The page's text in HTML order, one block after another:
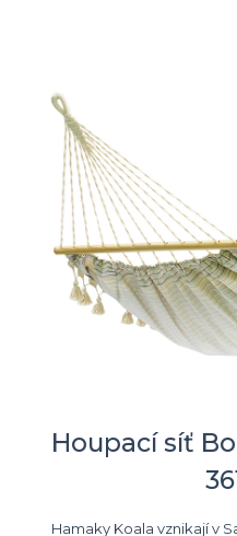
Houpací síť
Hamaky Koala vznikají v